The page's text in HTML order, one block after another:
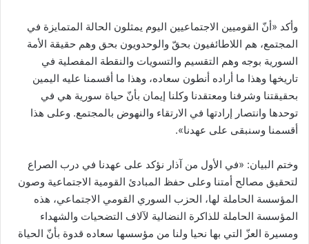
وأكد «أنّ القوميين الاجتماعيين اليوم يمثلون الحالة المتمايزة في
المجتمع، هم اللاطائفيون بحقّ والوحدويون بحق وهم حقيقة الأمة
السورية بوجه وهم التقسيم والتسويات والنقطة المفصلية في
تاريخها وهذا ما أراده أنطون سعاده، وهذا ما أقسمنا عليه اليمين
بحقيقتنا وشرفنا ومعتقدنا وكلنا إيمان بأنّ حياة سورية هي في
توحدها وانتصار إرادتها في الارتقاء والنهوض بالمجتمع. وعلى هذا
أقسمنا وسنبقى على عهدنا».
وختم البيان: «في الأول من آذار نؤكد على عهدنا في درب الصراع
لتحقيق مصالح أمتنا وعلى حفظ المبادئ القومية الاجتماعية وصون
المؤسسة الحاملة لها، الحزب السوري القومي الاجتماعي، هذه
المؤسسة الحاملة للذاكرة النضالية لآلاف التضحيات والشهداء
ومسيرة العزّ التي بها نحيا ولنا من مؤسسها سعاده قدوة بأنّ الحياة